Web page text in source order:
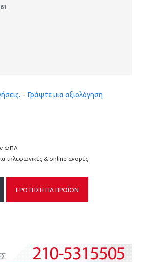
- Γράψτε μια αξιολόγηση
ΦΠΑ
τηλεφωνικές & online αγορές.
ΕΡΏΤΗΣΗ ΓΙΑ ΠΡΟΪΌΝ